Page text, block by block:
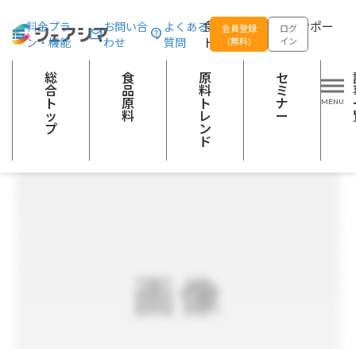
食品の企画開発をサポー
トする
料金プラ
ン・機能
お問い合
わせ
よくある
質問
会員登録
(無料)
ログ
イン
総
合
ト
ッ
プ
食
品
原
料
原
料
ト
レ
ン
ド
セ
ミ
ナ
ー
総合トップ 食品原料 国産 乾燥よもぎ（業務用・OEM対応）
野菜加工品